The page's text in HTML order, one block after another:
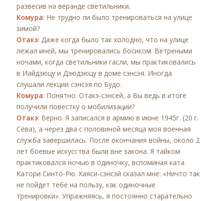
развесив на веранде светильники.
Комура: Не трудно ли было тренироваться на улице
зимой?
Отакэ: Даже когда было так холодно, что на улице
лежал иней, мы тренировались босиком. Ветреными
ночами, когда светильники гасли, мы практиковались
в Иайдзюцу и Дзюдзюцу в доме сэнсэя. Иногда
слушали лекции сэнсэя по Будо.
Комура: Понятно. Отакэ-сэнсей, а Вы ведь в итоге
получили повестку о мобилизации?
Отакэ: Верно. Я записался в армию в июне 1945г. (20 г.
Сёва), а через два с половиной месяца моя военная
служба завершилась. После окончания войны, около 2
лет боевые искусства были вне закона. Я тайком
практиковался ночью в одиночку, вспоминая ката
Катори Синто-Рю. Хаяси-сэнсэй сказал мне: «Ничто так
не пойдет тебе на пользу, как одиночные
тренировки». Упражняясь, я постоянно старательно